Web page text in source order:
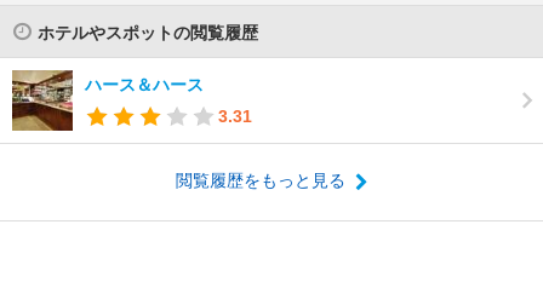
ホテルやスポットの閲覧履歴
ハース＆ハース
3.31
閲覧履歴をもっと見る